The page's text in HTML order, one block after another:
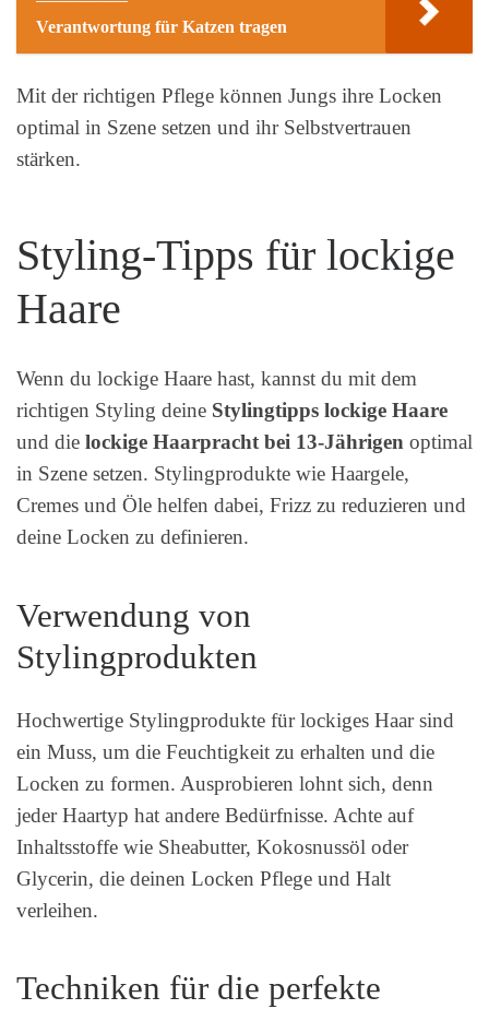
Verantwortung für Katzen tragen
Mit der richtigen Pflege können Jungs ihre Locken
optimal in Szene setzen und ihr Selbstvertrauen
stärken.
Styling-Tipps für lockige
Haare
Wenn du lockige Haare hast, kannst du mit dem
richtigen Styling deine Stylingtipps lockige Haare
und die lockige Haarpracht bei 13-Jährigen optimal
in Szene setzen. Stylingprodukte wie Haargele,
Cremes und Öle helfen dabei, Frizz zu reduzieren und
deine Locken zu definieren.
Verwendung von
Stylingprodukten
Hochwertige Stylingprodukte für lockiges Haar sind
ein Muss, um die Feuchtigkeit zu erhalten und die
Locken zu formen. Ausprobieren lohnt sich, denn
jeder Haartyp hat andere Bedürfnisse. Achte auf
Inhaltsstoffe wie Sheabutter, Kokosnussöl oder
Glycerin, die deinen Locken Pflege und Halt
verleihen.
Techniken für die perfekte